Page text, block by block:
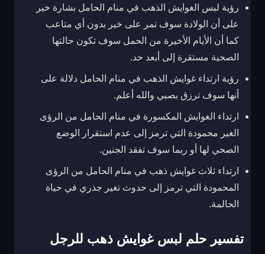
رؤية لبس الغوايش الذهب في منام الحامل بشارة خير
على أن الولادة سوف تمر على خير بدون أي متاعب
كما أن الأيام الأخيرة من الحمل سوف تكون حالتها
الصحية مستقرة إلى أبعد حد.
رؤية ارتداء غوايش الذهب في منام الحامل دلالة على
أنها سوف ترزق بصبي والله أعلم.
ارتداء الغوايش المكسورة في منام الحامل من الرؤى
الغير محمودة التي ترمز إلى عدم استقرار الوضع
الصحي لها أو ربما سوف تفقد الجنين.
ارتداء ثلاث غوايش ذهب في منام الحامل من الرؤى
المحمودة التي ترمز إلى حدوث تغير جذري في حياة
الحالمة.
تفسير حلم لبس غوايش ذهب للرجل